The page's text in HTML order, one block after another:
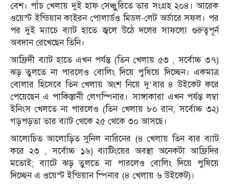
বেশ। পাঁচ খেলায় দুই হাফ সেঞ্চুুরিতে তার সংগ্রহ ২০৪। আরেক
ওয়েস্ট ইন্ডিয়ান কাইরন পোলার্ডও মিডল-লেট অর্ডারে সফল। পর
পর দুই ম্যাচে ব্যাট হাতে জ্বলে উঠে দলের সাফল্যে গুরুত্বপূর্ন
অবদান রেখেছেন তিনি।
আফ্রিদী ব্যাট হাতে এখন পর্যন্ত (তিন খেলায় ৫৩ , সর্বোচ্চ ৩৭)
ঝড় তুলতে না পারলেও বোলিং দিয়ে পুষিয়ে দিচ্ছেন। একমাত্র
বোলার হিসেবে তিন খেলায় অংশ নিয়ে দু’বার ৪ উইকেট করে
পেয়েছেন এ পাকিস্তানী লেগস্পিনার। সাঙ্গাকারা এখন পর্যন্ত লম্বা
ইনিংস খেলতে না পারলেও (তিন খেলায় ৮০ রান, সর্বোচ্চ ৩২)
গড়পড়তা তার ব্যাট থেকে ২৫ থেকে ৩০ আসছে।
আলোচিত আলোড়িত সুনিল নারিনের (৪ খেলায় তিন বার ব্যাট
করে ২৩ , সর্বোচ্চ ১৬) ব্যাটিংয়ের অবস্থা অনেকটা আফ্রিদির
মতোই; ব্যাটে ঝড় তুলতে না পারলেও বোলিং দিয়ে পুষিয়ে
দিচ্ছেন এ ওয়েস্ট ইন্ডিয়ান স্পিনার (৪ খেলায় ৬ উইকেট)।